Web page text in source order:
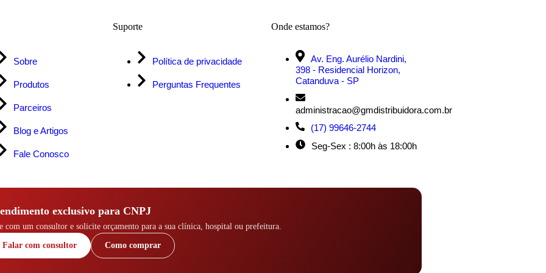
Sobre
Produtos
Parceiros
Blog e Artigos
Fale Conosco
Suporte
Política de privacidade
Perguntas Frequentes
Onde estamos?
Av. Eng. Aurélio Nardini,
398 - Residencial Horizon,
Catanduva - SP
administracao@gmdistribuidora.com.br
(17) 99646-2744
Seg-Sex : 8:00h às 18:00h
exclusivo para CNPJ
com um consultor e solicite orçamento para a sua clínica, hospital ou prefeitura.
Falar com consultor Como comprar